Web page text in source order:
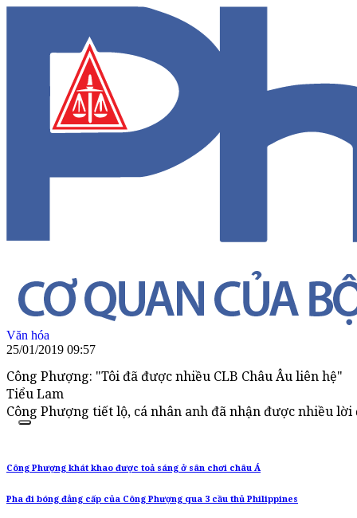
Văn hóa
25/01/2019 09:57
Công Phượng: "Tôi đã được nhiều CLB Châu Âu liên hệ"
Tiểu Lam
Công Phượng tiết lộ, cá nhân anh đã nhận được nhiều
Công Phượng khát khao được toả sáng ở sân chơi châu Á
Pha đi bóng đẳng cấp của Công Phượng qua 3 cầu thủ Philippines